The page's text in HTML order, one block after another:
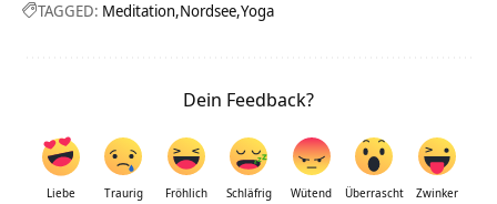
TAGGED: Meditation Nordsee Yoga
Dein Feedback?
Liebe Traurig Fröhlich Schläfrig Wütend Überrascht Zwinker